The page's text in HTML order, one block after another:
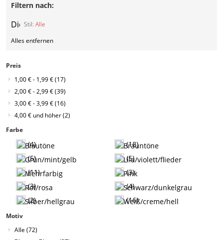
Filtern nach:
Stil: Alle
Diesen
entfernen
Alles entfernen
Preis
1,00 €- 1,99 €(17)
2,00 €-2,99 €(39)
3,00 €-3,99 €(16)
4,00 € und höher(2)
Farbe
(4)
(18)
(5)
(5)
(11)
(3)
(3)
(4)
(2)
(16)
Motiv
Alle (72)